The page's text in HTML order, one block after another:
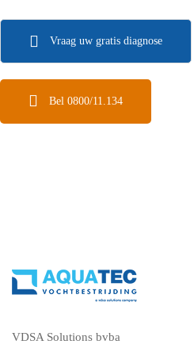
Vraag uw gratis diagnose
Bel 0800/11.134
VDSA Solutions bvba